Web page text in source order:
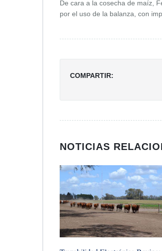
De cara a la cosecha de maíz,
por el uso de la balanza, con
COMPARTIR:
NOTICIAS